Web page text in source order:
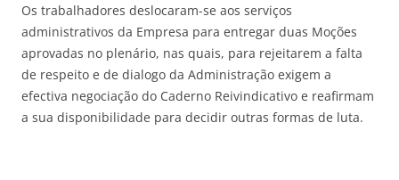
Os trabalhadores deslocaram-se aos serviços
administrativos da Empresa para entregar duas Moções
aprovadas no plenário, nas quais, para rejeitarem a falta
de respeito e de dialogo da Administração exigem a
efectiva negociação do Caderno Reivindicativo e reafirmam
a sua disponibilidade para decidir outras formas de luta.